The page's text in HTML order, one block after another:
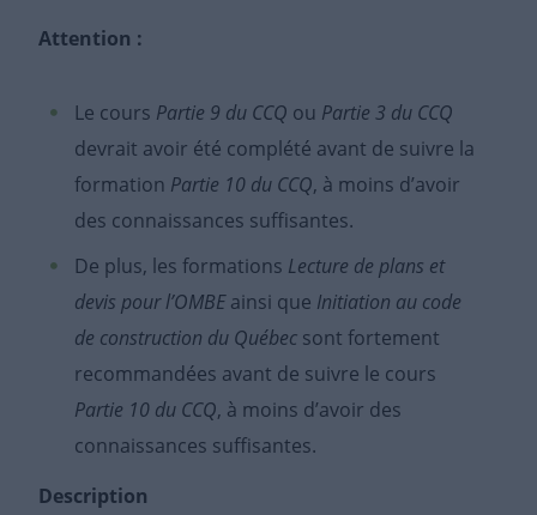
Attention :
Le cours Partie 9 du CCQ ou Partie 3 du CCQ
devrait avoir été complété avant de suivre la
formation Partie 10 du CCQ, à moins d’avoir
des connaissances suffisantes.
De plus, les formations Lecture de plans et
devis pour l’OMBEainsi que Initiation au code
de construction du Québec sont fortement
recommandées avant de suivre le cours
Partie 10 du CCQ, à moins d’avoir des
connaissances suffisantes.
Description